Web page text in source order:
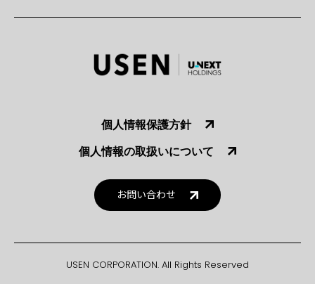
個人情報保護方針
個人情報の取扱いについて
お問い合わせ
USEN CORPORATION. All Rights Reserved